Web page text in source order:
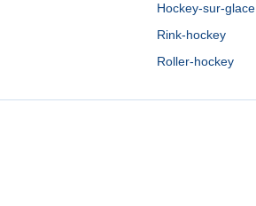
Hockey-sur-glace
Rink-hockey
Roller-hockey